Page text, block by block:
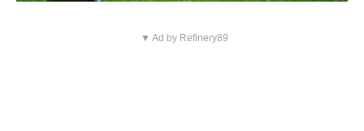
▼ Ad by Refinery89